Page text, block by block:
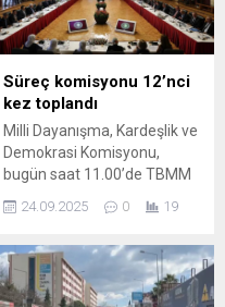
Süreç komisyonu 12’nci
kez toplandı
Milli Dayanışma, Kardeşlik ve
Demokrasi Komisyonu,
bugün saat 11.00’de TBMM
Başkanı Numan
Kurtulmuş'un başkanlığında
toplandı. Komisyonun on
ikinci toplantısının birinci
24.09.2025 0 19